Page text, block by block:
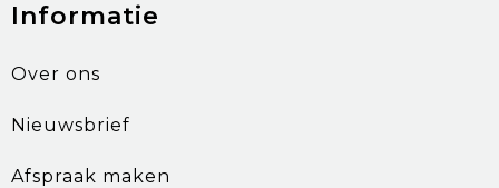
Informatie
Over ons
Nieuwsbrief
Afspraak maken